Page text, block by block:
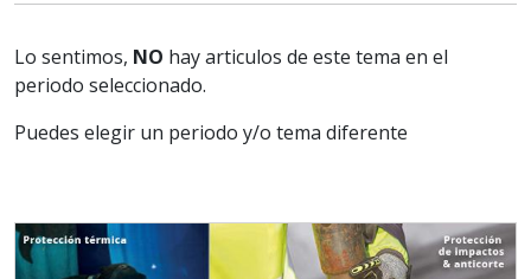
Lo sentimos, NO hay articulos de este tema en el
periodo seleccionado.
Puedes elegir un periodo y/o tema diferente